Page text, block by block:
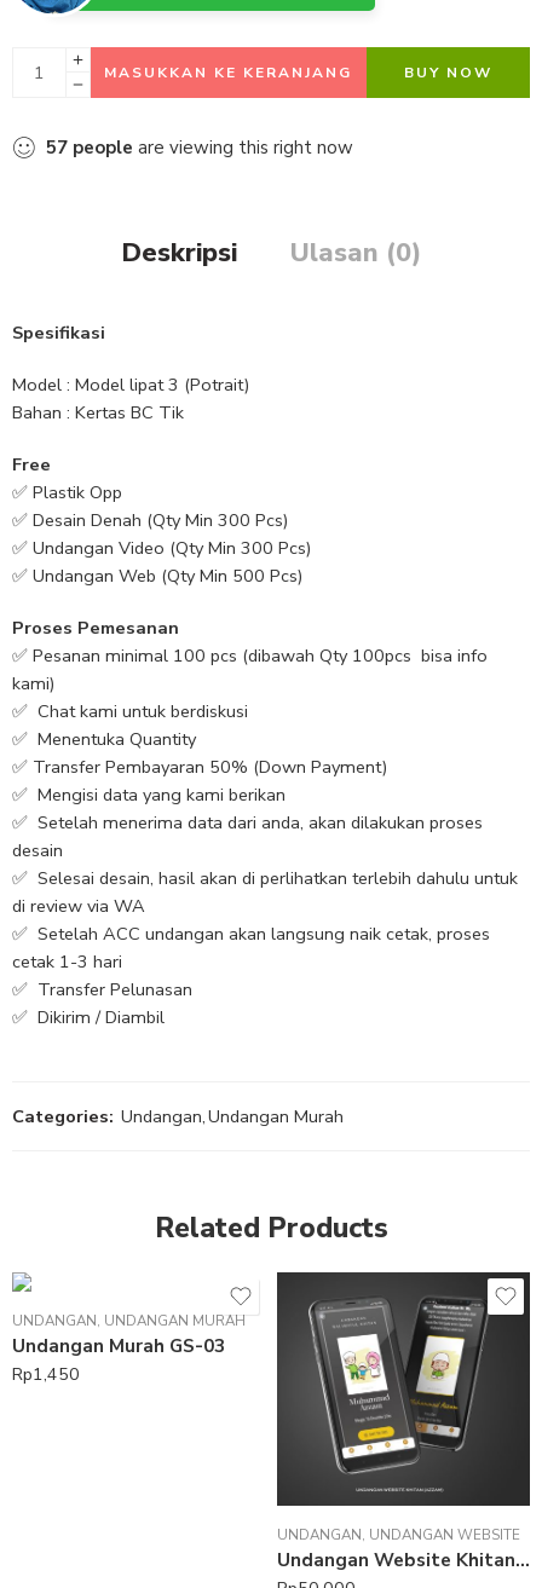
MASUKKAN KE KERANJANG BUY NOW
57 people are viewing this right now
Deskripsi Ulasan (0)
Spesifikasi
Model : Model lipat 3 (Potrait)
Bahan : Kertas BC Tik
Free
✅ Plastik Opp
✅ Desain Denah (Qty Min 300 Pcs)
✅ Undangan Video (Qty Min 300 Pcs)
✅ Undangan Web (Qty Min 500 Pcs)
Proses Pemesanan
✅ Pesanan minimal 100 pcs (dibawah Qty 100pcs bisa info
kami)
✅ Chat kami untuk berdiskusi
✅ Menentuka Quantity
✅ Transfer Pembayaran 50% (Down Payment)
✅ Mengisi data yang kami berikan
✅ Setelah menerima data dari anda, akan dilakukan proses
desain
✅ Selesai desain, hasil akan di perlihatkan terlebih dahulu untuk
di review via WA
✅ Setelah ACC undangan akan langsung naik cetak, proses
cetak 1-3 hari
✅ Transfer Pelunasan
✅ Dikirim / Diambil
Categories: Undangan,Undangan Murah
Related Products
UNDANGAN, UNDANGAN MURAH
Undangan Murah GS-03
Rp1,450
UNDANGAN, UNDANGAN WEBSITE
Undangan Website Khitan (IWK-02)